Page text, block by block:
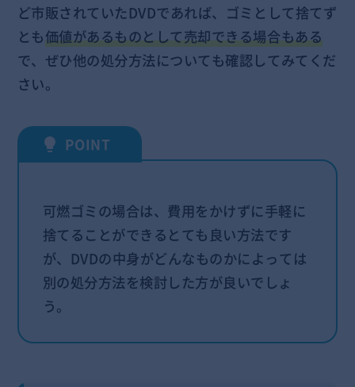
ど市販されていたDVDであれば、ゴミとして捨てず
とも価値があるものとして売却できる場合もある
で、ぜひ他の処分方法についても確認してみてくだ
さい。
可燃ゴミの場合は、費用をかけずに手軽に
捨てることができるとても良い方法です
が、DVDの中身がどんなものかによっては
別の処分方法を検討した方が良いでしょ
う。